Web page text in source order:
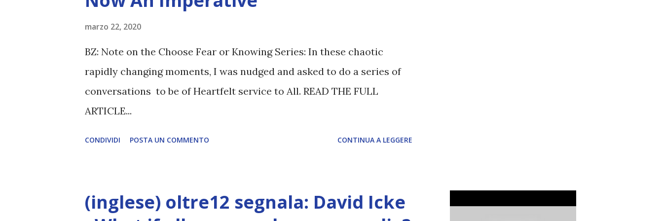
marzo 22, 2020
BZ: Note on the Choose Fear or Knowing Series: In these chaotic
rapidly changing moments, I was nudged and asked to do a series of
conversations to be of Heartfelt service to All. READ THE FULL
ARTICLE...
CONDIVIDI POSTA UN COMMENTO CONTINUA A LEGGERE
(inglese) oltre12 segnala: David Icke